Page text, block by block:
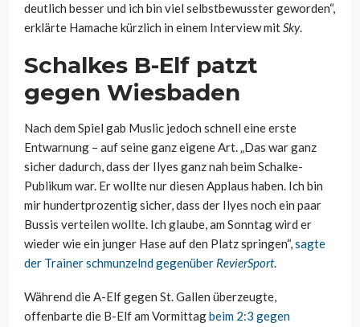
deutlich besser und ich bin viel selbstbewusster geworden“,
erklärte Hamache kürzlich in einem Interview mitSky.
Schalkes B-Elf patzt
gegen Wiesbaden
Nach dem Spiel gab Muslic jedoch schnell eine erste
Entwarnung – auf seine ganz eigene Art. „Das war ganz
sicher dadurch, dass der Ilyes ganz nah beim Schalke-
Publikum war. Er wollte nur diesen Applaus haben. Ich bin
mir hundertprozentig sicher, dass der Ilyes noch ein paar
Bussis verteilen wollte. Ich glaube, am Sonntag wird er
wieder wie ein junger Hase auf den Platz springen“,sagte
der Trainer schmunzelnd gegenüber RevierSport.
Während die A-Elf gegen St. Gallen überzeugte,
offenbarte die B-Elf am Vormittagbeim 2:3 gegen